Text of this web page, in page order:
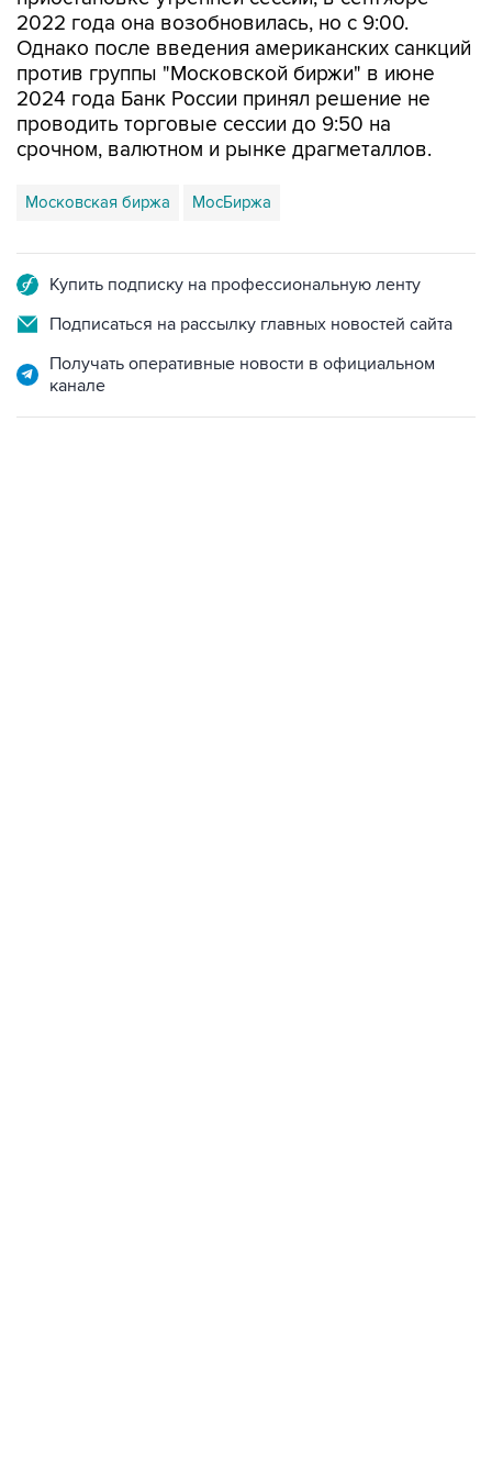
против группы "Московской биржи" в июне
2024 года Банк России принял решение не
проводить торговые сессии до 9:50 на
срочном, валютном и рынке драгметаллов.
Московская биржа МосБиржа
Подписаться на рассылку главных новостей сайта
Получать оперативные новости в официальном